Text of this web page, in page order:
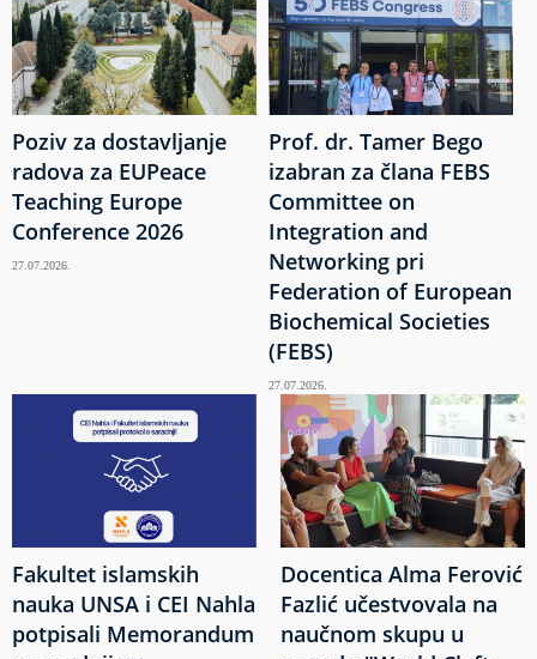
Poziv za dostavljanje
radova za EUPeace
Teaching Europe
Conference 2026
27.07.2026.
Prof. dr. Tamer Bego
izabran za člana FEBS
Committee on
Integration and
Networking pri
Federation of European
Biochemical Societies
(FEBS)
27.07.2026.
Fakultet islamskih
nauka UNSA i CEI Nahla
potpisali Memorandum
Docentica Alma Ferović
Fazlić učestvovala na
naučnom skupu u